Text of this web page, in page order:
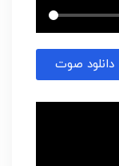
دانلود صوت